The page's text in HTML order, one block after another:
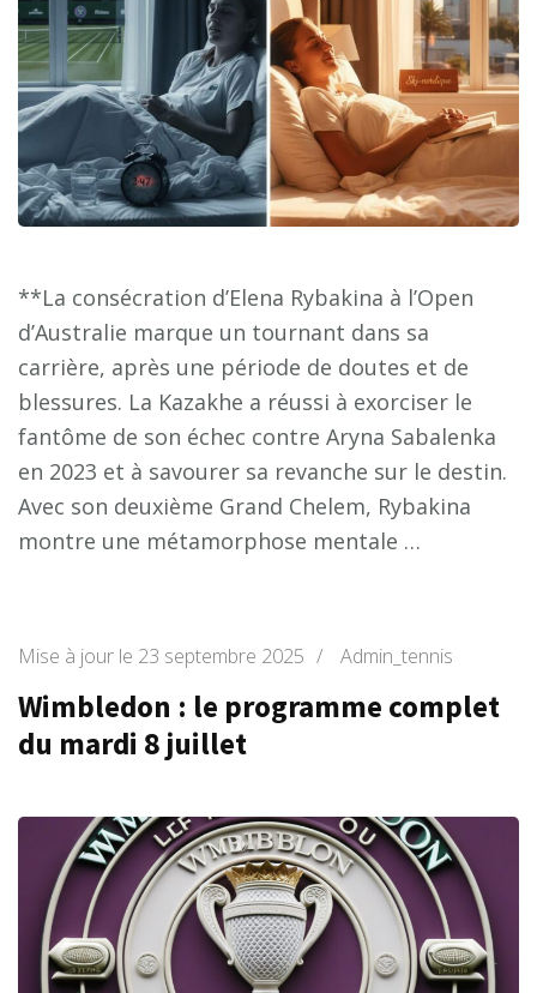
**La consécration d’Elena Rybakina à l’Open
d’Australie marque un tournant dans sa
carrière, après une période de doutes et de
blessures. La Kazakhe a réussi à exorciser le
fantôme de son échec contre Aryna Sabalenka
en 2023 et à savourer sa revanche sur le destin.
Avec son deuxième Grand Chelem, Rybakina
montre une métamorphose mentale …
Mise à jour le 23 septembre 2025 / Admin_tennis
Wimbledon : le programme complet
du mardi 8 juillet